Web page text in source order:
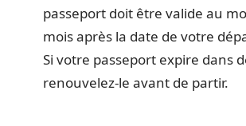
passeport doit être valide au
mois après la date de votre
Si votre passeport expire dans
renouvelez-le avant de partir.